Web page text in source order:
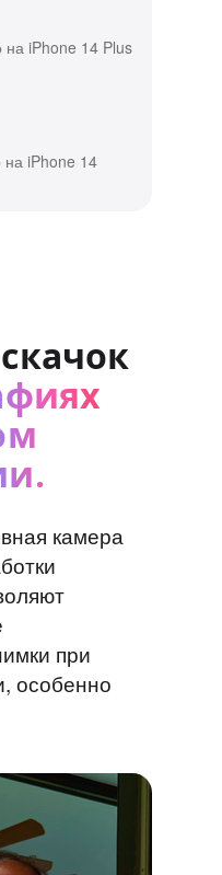
на iPhone 14 Plus
на iPhone 14
камера
при
особенно